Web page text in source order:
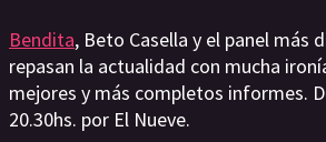
Bendita, Beto Casella y el panel más
repasan la actualidad con mucha
mejores y más completos informes.
20.30hs. por El Nueve.